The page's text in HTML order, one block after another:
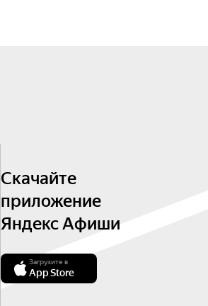
Скачайте
приложение
Яндекс Афиши
Загрузите в
App Store